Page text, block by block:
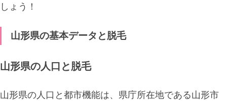
しょう！
山形県の基本データと脱毛
山形県の人口と脱毛
山形県の人口と都市機能は、県庁所在地である山形市